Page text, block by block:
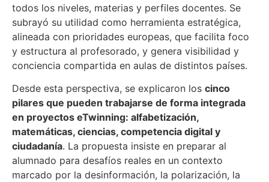
todos los niveles, materias y perfiles docentes. Se
subrayó su utilidad como herramienta estratégica,
alineada con prioridades europeas, que facilita foco
y estructura al profesorado, y genera visibilidad y
conciencia compartida en aulas de distintos países.
Desde esta perspectiva, se explicaron los cinco
pilares que pueden trabajarse de forma integrada
en proyectos eTwinning: alfabetización,
matemáticas, ciencias, competencia digital y
ciudadanía. La propuesta insiste en preparar al
alumnado para desafíos reales en un contexto
marcado por la desinformación, la polarización, la